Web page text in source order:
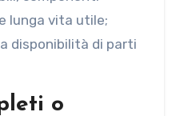
lunga vita utile;
disponibilità di parti
o